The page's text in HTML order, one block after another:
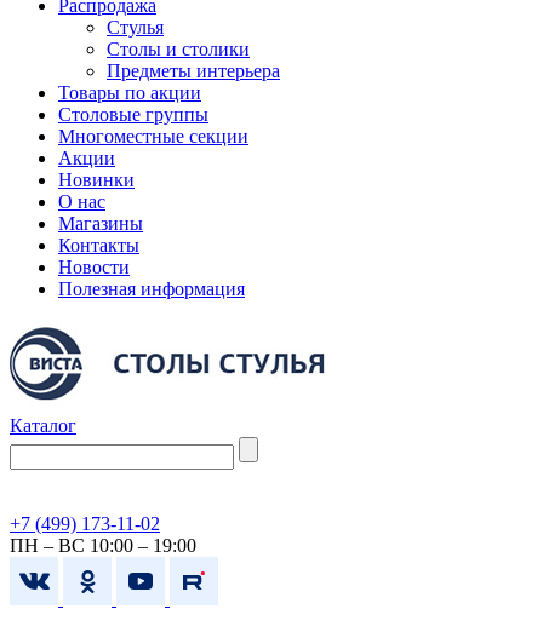
Распродажа
Стулья
Столы и столики
Предметы интерьера
Товары по акции
Столовые группы
Многоместные секции
Акции
Новинки
О нас
Магазины
Контакты
Новости
Полезная информация
Каталог
+7 (499) 173-11-02
ПН – ВС 10:00 – 19:00